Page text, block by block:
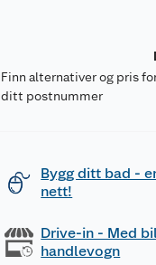
Finn alternativer og pris
ditt postnummer
Bygg ditt bad -
nett!
Drive-in - Med
handlevogn